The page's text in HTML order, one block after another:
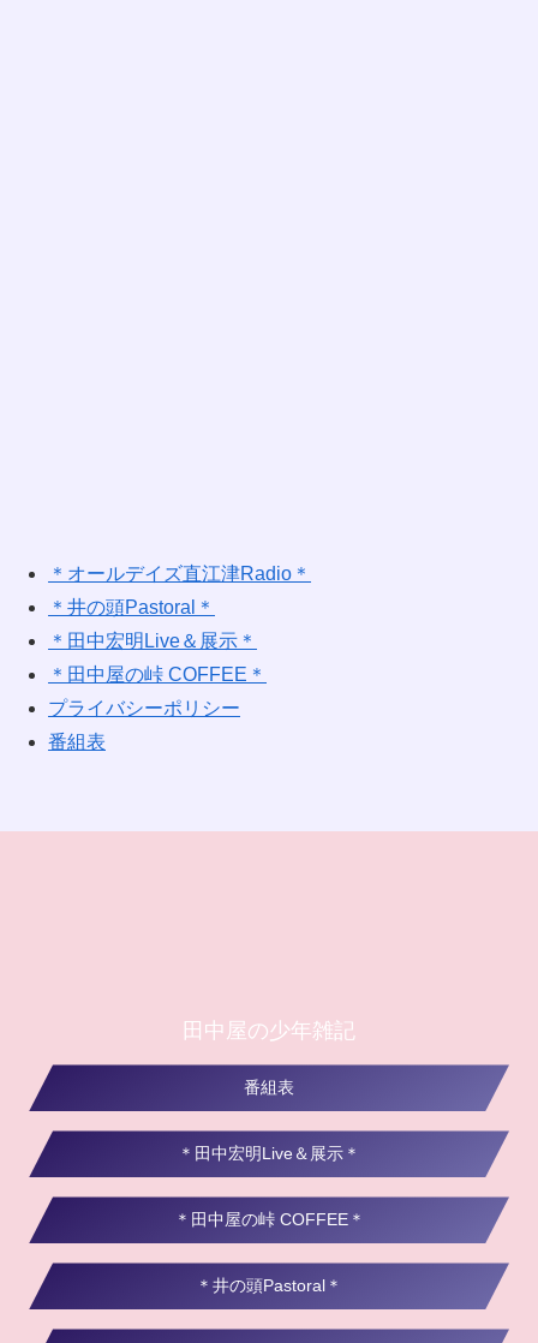
＊オールデイズ直江津Radio＊
＊井の頭Pastoral＊
＊田中宏明Live＆展示＊
＊田中屋の峠 COFFEE＊
プライバシーポリシー
番組表
田中屋の少年雑記
番組表
＊田中宏明Live＆展示＊
＊田中屋の峠 COFFEE＊
＊井の頭Pastoral＊